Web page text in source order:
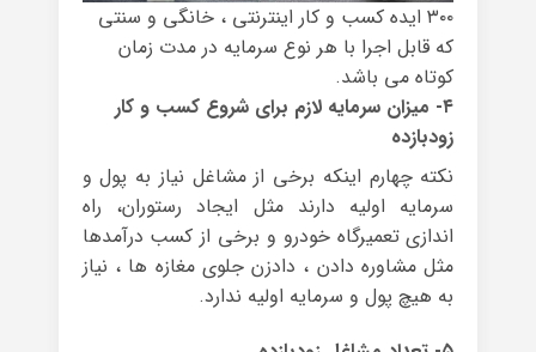
۳۰۰ ایده کسب و کار اینترنتی ، خانگی و سنتی
که قابل اجرا با هر نوع سرمایه در مدت زمان
کوتاه می باشد.
۴- میزان سرمایه لازم برای شروع کسب و کار
زودبازده
نکته چهارم اینکه برخی از مشاغل نیاز به پول و
سرمایه اولیه دارند مثل ایجاد رستوران، راه
اندازی تعمیرگاه خودرو و برخی از کسب درآمدها
مثل مشاوره دادن ، دادزن جلوی مغازه ها ، نیاز
به هیچ پول و سرمایه اولیه ندارد.